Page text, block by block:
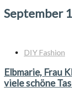
September
DIY Fashion
Elbmarie, Frau
viele schöne